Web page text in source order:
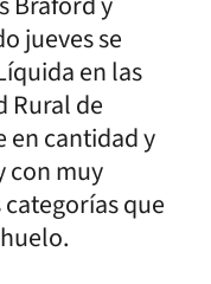
jueves se
en las
Rural de
en cantidad y
con muy
que